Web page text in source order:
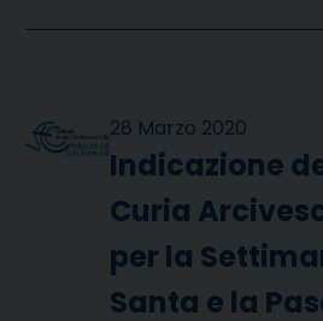
28 Marzo 2020
Indicazione
Curia
per la
Santa e la